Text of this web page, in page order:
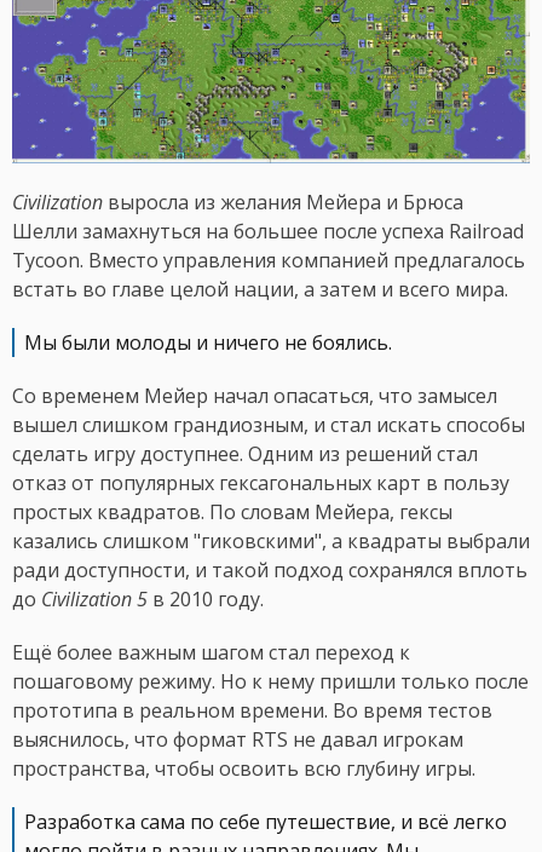
Civilization выросла из желания Мейера и Брюса
Шелли замахнуться на большее после успеха Railroad
Tycoon. Вместо управления компанией предлагалось
встать во главе целой нации, а затем и всего мира.
Мы были молоды и ничего не боялись.
Со временем Мейер начал опасаться, что замысел
вышел слишком грандиозным, и стал искать способы
сделать игру доступнее. Одним из решений стал
отказ от популярных гексагональных карт в пользу
простых квадратов. По словам Мейера, гексы
казались слишком "гиковскими", а квадраты выбрали
ради доступности, и такой подход сохранялся вплоть
до Civilization 5 в 2010 году.
Ещё более важным шагом стал переход к
пошаговому режиму. Но к нему пришли только после
прототипа в реальном времени. Во время тестов
выяснилось, что формат RTS не давал игрокам
пространства, чтобы освоить всю глубину игры.
Разработка сама по себе путешествие, и всё легко